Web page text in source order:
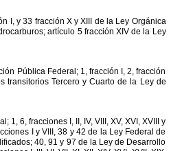
I, y 33 fracción X y XIII de la Ley Orgánica
artículo 5 fracción XIV de la Ley
Pública Federal; 1, fracción I, 2, fracción
transitorios Tercero y Cuarto de la Ley de
1, 6, fracciones I, II, IV, VIII, XV, XVI, XVIII
y
y VIII, 38 y 42 de la Ley Federal de
40, 91 y 97 de la Ley de Desarrollo